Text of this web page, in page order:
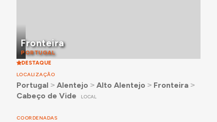
Fronteira
PORTUGAL
DESTAQUE
LOCALIZAÇÃO
Portugal ˃ Alentejo ˃ Alto Alentejo ˃ Fronteira˃
Cabeço de Vide
LOCAL
COORDENADAS